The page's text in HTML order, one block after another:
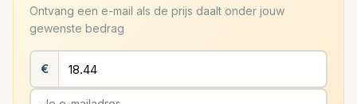
Ontvang een e-mail als de prijs daalt onder jouw
gewenste bedrag
€